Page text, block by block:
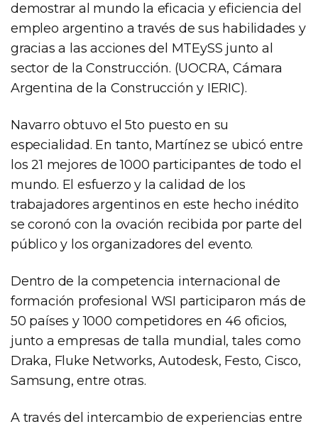
demostrar al mundo la eficacia y eficiencia del
empleo argentino a través de sus habilidades y
gracias a las acciones del MTEySS junto al
sector de la Construcción. (UOCRA, Cámara
Argentina de la Construcción y IERIC).
Navarro obtuvo el 5to puesto en su
especialidad. En tanto, Martínez se ubicó entre
los 21 mejores de 1000 participantes de todo el
mundo. El esfuerzo y la calidad de los
trabajadores argentinos en este hecho inédito
se coronó con la ovación recibida por parte del
público y los organizadores del evento.
Dentro de la competencia internacional de
formación profesional WSI participaron más de
50 países y 1000 competidores en 46 oficios,
junto a empresas de talla mundial, tales como
Draka, Fluke Networks, Autodesk, Festo, Cisco,
Samsung, entre otras.
A través del intercambio de experiencias entre